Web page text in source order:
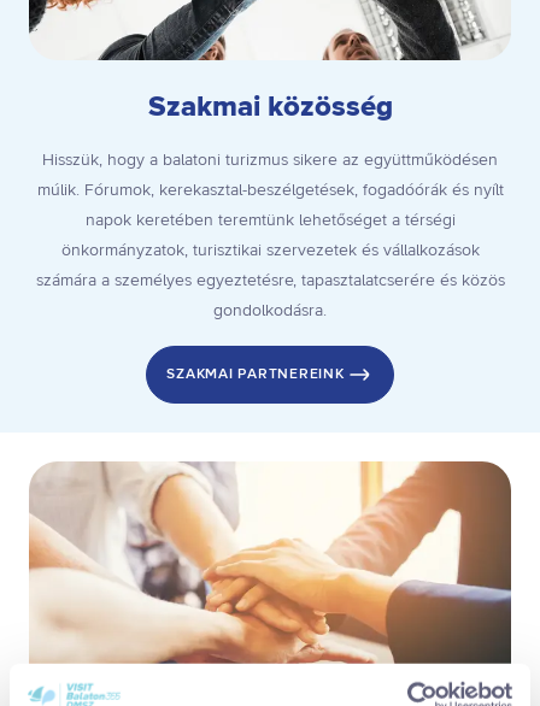
Szakmai közösség
Hisszük, hogy a balatoni turizmus sikere az együttműködésen
múlik. Fórumok, kerekasztal-beszélgetések, fogadóórák és nyílt
napok keretében teremtünk lehetőséget a térségi
önkormányzatok, turisztikai szervezetek és vállalkozások
számára a személyes egyeztetésre, tapasztalatcserére és közös
gondolkodásra.
SZAKMAI PARTNEREINK